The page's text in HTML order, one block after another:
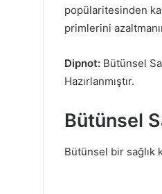
popülaritesinden
primlerini
Dipnot: Bütünsel
Hazırlanmıştır.
Bütünsel
Bütünsel bir sağlık